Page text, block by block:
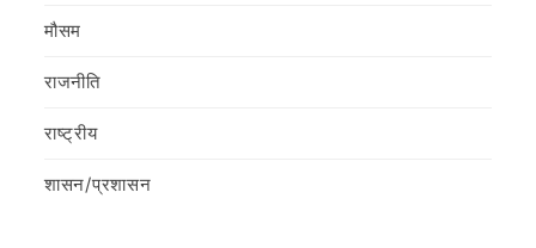
मौसम
राजनीति
राष्ट्रीय
शासन/प्रशासन